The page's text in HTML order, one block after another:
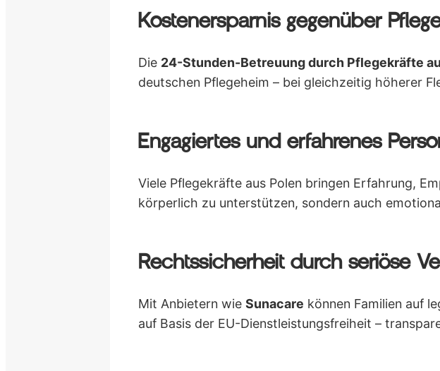
Kostenersparnis gegenüber
Die 24-Stunden-Betreuung durch Pflegekräfte
deutschen Pflegeheim – bei gleichzeitig höherer
Engagiertes und erfahrenes
Viele Pflegekräfte aus Polen bringen Erfahrung,
körperlich zu unterstützen, sondern auch
Rechtssicherheit durch seriöse
Mit Anbietern wieSunacare können Familien auf
auf Basis der EU-Dienstleistungsfreiheit –